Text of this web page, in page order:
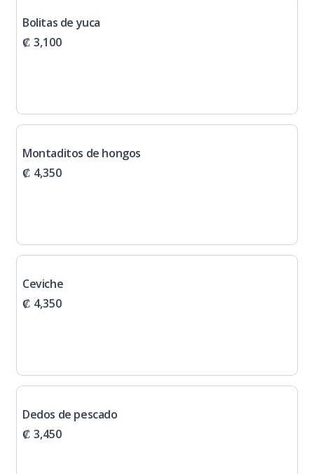
Bolitas de yuca
₡ 3,100
Montaditos de hongos
₡ 4,350
Ceviche
₡ 4,350
Dedos de pescado
₡ 3,450